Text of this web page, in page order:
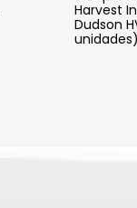
Harvest
Dudson
unidades)